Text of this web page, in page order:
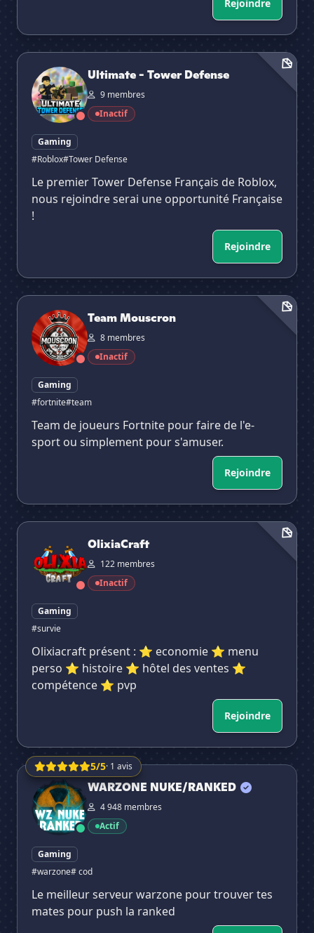
Rejoindre
Ultimate - Tower Defense
Ultimate - Tower Defense
9 membres
Inactif
Gaming
#Roblox#Tower Defense
Le premier Tower Defense Français de Roblox,
nous rejoindre serai une opportunité Française
!
Rejoindre
Team Mouscron
Team Mouscron
8 membres
Inactif
Gaming
#fortnite#team
Team de joueurs Fortnite pour faire de l'e-
sport ou simplement pour s'amuser.
Rejoindre
OlixiaCraft
OlixiaCraft
122 membres
Inactif
Gaming
#survie
Olixiacraft présent : ⭐ economie ⭐ menu
perso ⭐ histoire ⭐ hôtel des ventes ⭐
compétence ⭐ pvp
Rejoindre
5/5· 1 avis
WARZONE NUKE/RANKED
WARZONE NUKE/RANKED
4 948 membres
Actif
Gaming
#warzone# cod
Le meilleur serveur warzone pour trouver tes
mates pour push la ranked